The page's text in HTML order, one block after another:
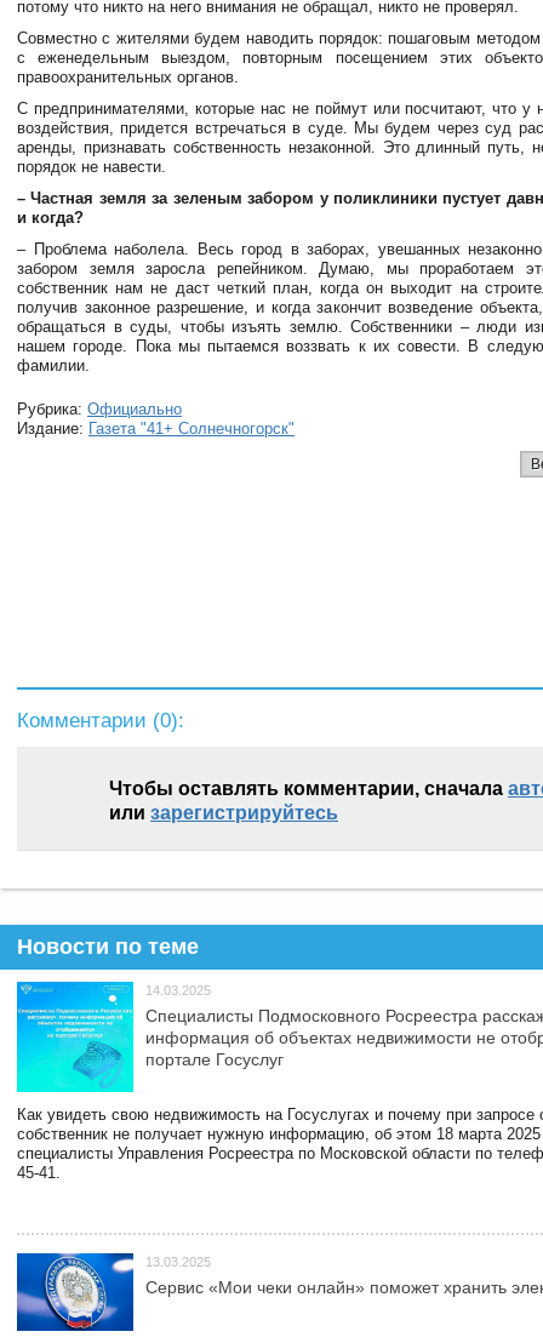
потому что никто на него внимания не обращал, никто не проверял.
Совместно с жителями будем наводить порядок: пошаговым
с еженедельным выездом, повторным посещением этих
правоохранительных органов.
С предпринимателями, которые нас не поймут или посчитают, что у
воздействия, придется встречаться в суде. Мы будем через суд
аренды, признавать собственность незаконной. Это длинный путь,
порядок не навести.
– Частная земля за зеленым забором у поликлиники пустует
и когда?
– Проблема наболела. Весь город в заборах, увешанных
забором земля заросла репейником. Думаю, мы проработаем
собственник нам не даст четкий план, когда он выходит на
получив законное разрешение, и когда закончит возведение
обращаться в суды, чтобы изъять землю. Собственники – люди
нашем городе. Пока мы пытаемся воззвать к их совести. В
фамилии.
Рубрика: Официально
Издание: Газета "41+ Солнечногорск"
Комментарии (0):
Чтобы оставлять комментарии, сначала
или зарегистрируйтесь
Новости по теме
14.03.2025
Специалисты Подмосковного Росреестра
информация об объектах недвижимости не
портале Госуслуг
Как увидеть свою недвижимость на Госуслугах и почему при запросе
собственник не получает нужную информацию, об этом 18 марта 2025
специалисты Управления Росреестра по Московской области по
45-41.
13.03.2025
Сервис «Мои чеки онлайн» поможет хранить